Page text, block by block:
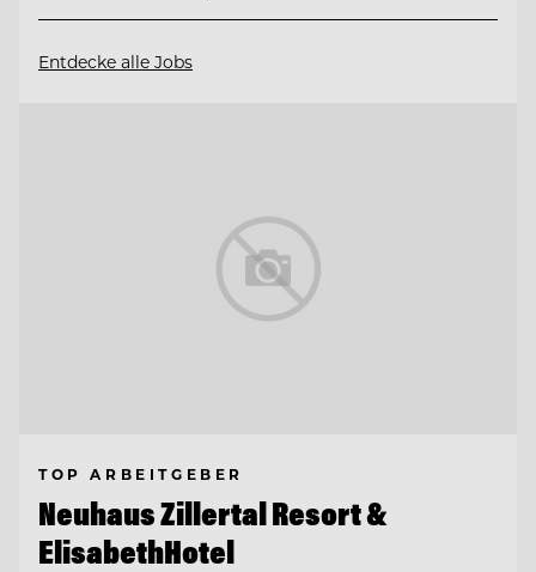
Entdecke alle Jobs
TOP ARBEITGEBER
Neuhaus Zillertal Resort &
ElisabethHotel